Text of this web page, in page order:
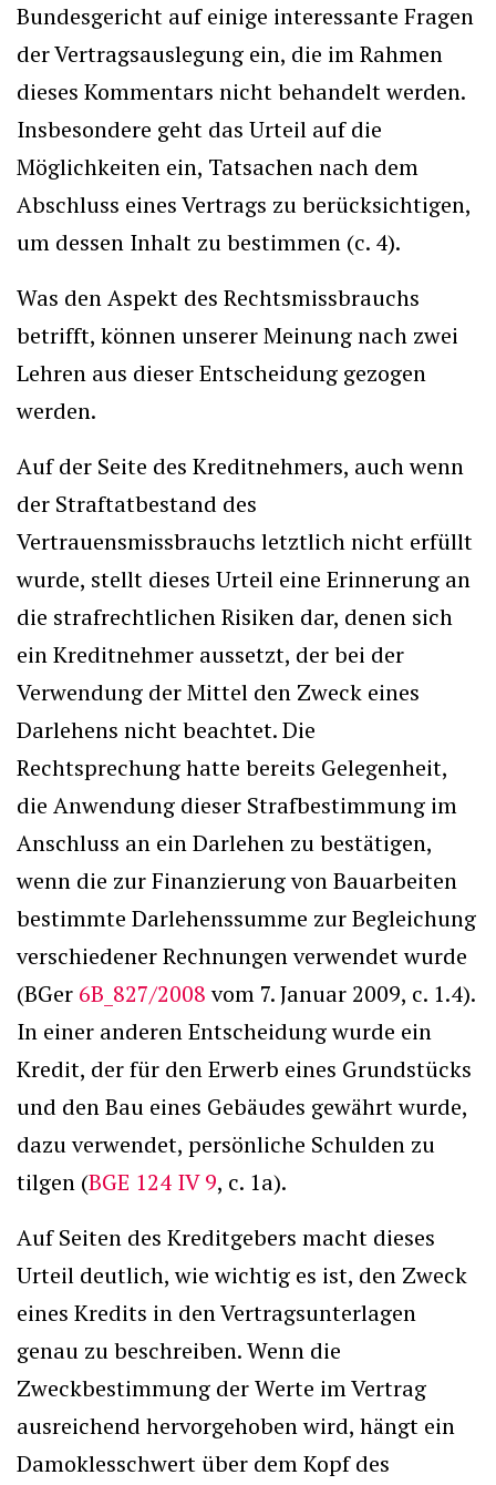
Bundesgericht auf einige interessante Fragen
der Vertragsauslegung ein, die im Rahmen
dieses Kommentars nicht behandelt werden.
Insbesondere geht das Urteil auf die
Möglichkeiten ein, Tatsachen nach dem
Abschluss eines Vertrags zu berücksichtigen,
um dessen Inhalt zu bestimmen (c. 4).
Was den Aspekt des Rechtsmissbrauchs
betrifft, können unserer Meinung nach zwei
Lehren aus dieser Entscheidung gezogen
werden.
Auf der Seite des Kreditnehmers, auch wenn
der Straftatbestand des
Vertrauensmissbrauchs letztlich nicht erfüllt
wurde, stellt dieses Urteil eine Erinnerung an
die strafrechtlichen Risiken dar, denen sich
ein Kreditnehmer aussetzt, der bei der
Verwendung der Mittel den Zweck eines
Darlehens nicht beachtet. Die
Rechtsprechung hatte bereits Gelegenheit,
die Anwendung dieser Strafbestimmung im
Anschluss an ein Darlehen zu bestätigen,
wenn die zur Finanzierung von Bauarbeiten
bestimmte Darlehenssumme zur Begleichung
verschiedener Rechnungen verwendet wurde
(BGer 6B_827/2008vom 7. Januar 2009, c. 1.4).
In einer anderen Entscheidung wurde ein
Kredit, der für den Erwerb eines Grundstücks
und den Bau eines Gebäudes gewährt wurde,
dazu verwendet, persönliche Schulden zu
tilgen (BGE 124 IV 9, c. 1a).
Auf Seiten des Kreditgebers macht dieses
Urteil deutlich, wie wichtig es ist, den Zweck
eines Kredits in den Vertragsunterlagen
genau zu beschreiben. Wenn die
Zweckbestimmung der Werte im Vertrag
ausreichend hervorgehoben wird, hängt ein
Damoklesschwert über dem Kopf des